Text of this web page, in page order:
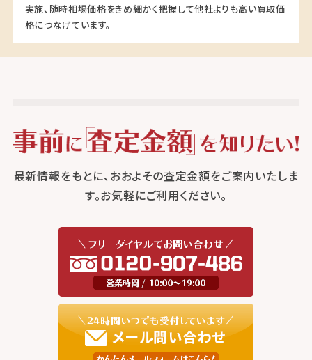
実施、随時相場価格をきめ細かく把握して他社よりも高い買取価
格につなげています。
最新情報をもとに、おおよその査定金額をご案内いたしま
す。お気軽にご利用ください。